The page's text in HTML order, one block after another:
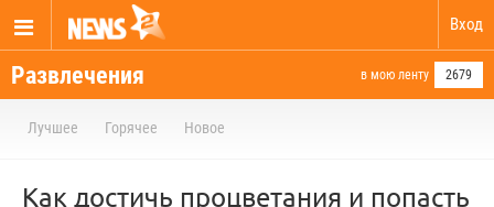
Вход
Развлечения в мою ленту 2679
Лучшее Горячее Новое
Как достичь процветания и попасть